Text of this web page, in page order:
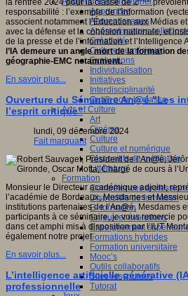
Apprendre
Apprentissages
Apprentissages
Créativité
Culture numérique
Evaluations
Individualisation
Initiatives
Interdisciplinarité
Outils pour la classe
Arts et Culture
Art
Cinéma
Culture
Culture et numérique
Dispositifs de médiation
Littérature
Formation
Compétences
Dispositifs de formation
E- formation
Enjeux et évolutions
Enseignement supérieur
Formations hybrides
Formation universitaire
Mooc’s
Outils collaboratifs
Sites ressources
Tutorat
la rentrée 2024 pour la classe de 2
responsabilité : l’exemple de l’information
associent notamment l’Éducation aux Médias
avec la défense et la cohésion nationale, et
de la presse et de l’information et l’Intelligence
l’IA demeure un angle mort de la formation
géographie-EMC notamment.
En savoir plus...
Ouverture du Séminaire An@é "Les
l’esprit critique"
lundi, 09 décembre 2024
Fait marquant
Monsieur le Directeur académique adjoint,
l’académie de Bordeaux, Mesdames et
institutions partenaires de l’An@é, Mesdames
participants à ce séminaire, je vous remercie
dans cet amphi mis à disposition par l’IUT
également notre projet.
En savoir plus...
L’intelligence artificielle générative
professionnelle